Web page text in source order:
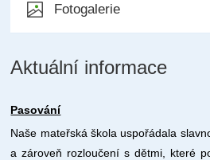
Fotogalerie
Aktuální informace
Pasování
Naše mateřská škola uspořádala
a zároveň rozloučení s dětmi, které